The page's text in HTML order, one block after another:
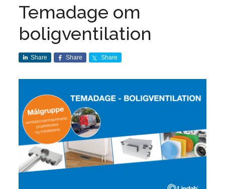
Temadage om
boligventilation
Share Share Share